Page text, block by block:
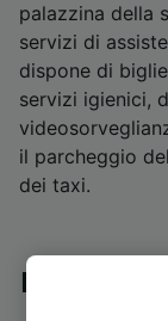
palazzina della
servizi di
dispone di
servizi igienici,
il parcheggio
dei taxi.
Principali